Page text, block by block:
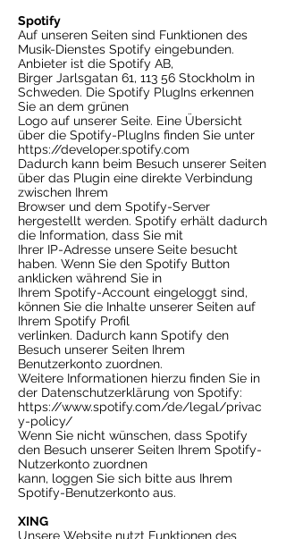
Spotify
Auf unseren Seiten sind Funktionen des
Musik-Dienstes Spotify eingebunden.
Anbieter ist die Spotify AB,
Birger Jarlsgatan 61, 113 56 Stockholm in
Schweden. Die Spotify PlugIns erkennen
Sie an dem grünen
Logo auf unserer Seite. Eine Übersicht
über die Spotify-PlugIns finden Sie unter
https://developer.spotify.com
Dadurch kann beim Besuch unserer Seiten
über das Plugin eine direkte Verbindung
zwischen Ihrem
Browser und dem Spotify-Server
hergestellt werden. Spotify erhält dadurch
die Information, dass Sie mit
Ihrer IP-Adresse unsere Seite besucht
haben. Wenn Sie den Spotify Button
anklicken während Sie in
Ihrem Spotify-Account eingeloggt sind,
können Sie die Inhalte unserer Seiten auf
Ihrem Spotify Profil
verlinken. Dadurch kann Spotify den
Besuch unserer Seiten Ihrem
Benutzerkonto zuordnen.
Weitere Informationen hierzu finden Sie in
der Datenschutzerklärung von Spotify:
https://www.spotify.com/de/legal/privac
y-policy/
Wenn Sie nicht wünschen, dass Spotify
den Besuch unserer Seiten Ihrem Spotify-
Nutzerkonto zuordnen
kann, loggen Sie sich bitte aus Ihrem
Spotify-Benutzerkonto aus.
XING
Unsere Website nutzt Funktionen des